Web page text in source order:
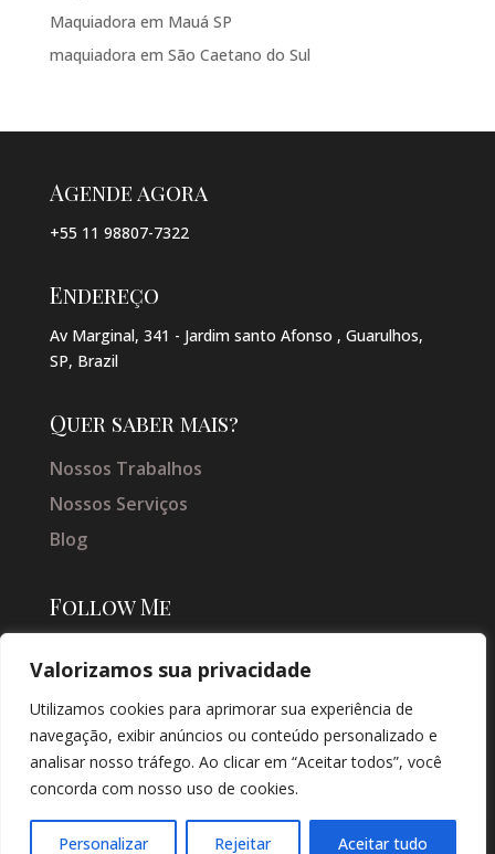
Valorizamos sua privacidade
Utilizamos cookies para aprimorar sua experiência de
navegação, exibir anúncios ou conteúdo personalizado e
analisar nosso tráfego. Ao clicar em “Aceitar todos”, você
concorda com nosso uso de cookies.
Personalizar Rejeitar Aceitar tudo
Maquiadora em Mauá SP
maquiadora em São Caetano do Sul
Agende agora
+55 11 98807-7322
Endereço
Av Marginal, 341 - Jardim santo Afonso , Guarulhos,
SP, Brazil
Quer saber mais?
Nossos Trabalhos
Nossos Serviços
Blog
Follow Me
SOLUÇÕES DIGITAIS |
CRIAÇÃO DE SITES